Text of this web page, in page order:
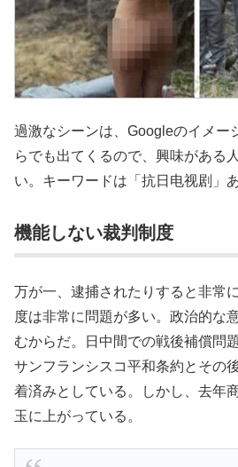
過激なシーンは、Googleのイメー
らでも出てくるので、興味がある
い。キーワードは「抗日电视剧」
機能しない裁判制度
万が一、逮捕されたりすると非常
度は非常に問題が多い。政治的な
むからだ。日中間での戦後補償問
サンフランシスコ平和条約とその
着済みとしている。しかし、去年
玉に上がっている。